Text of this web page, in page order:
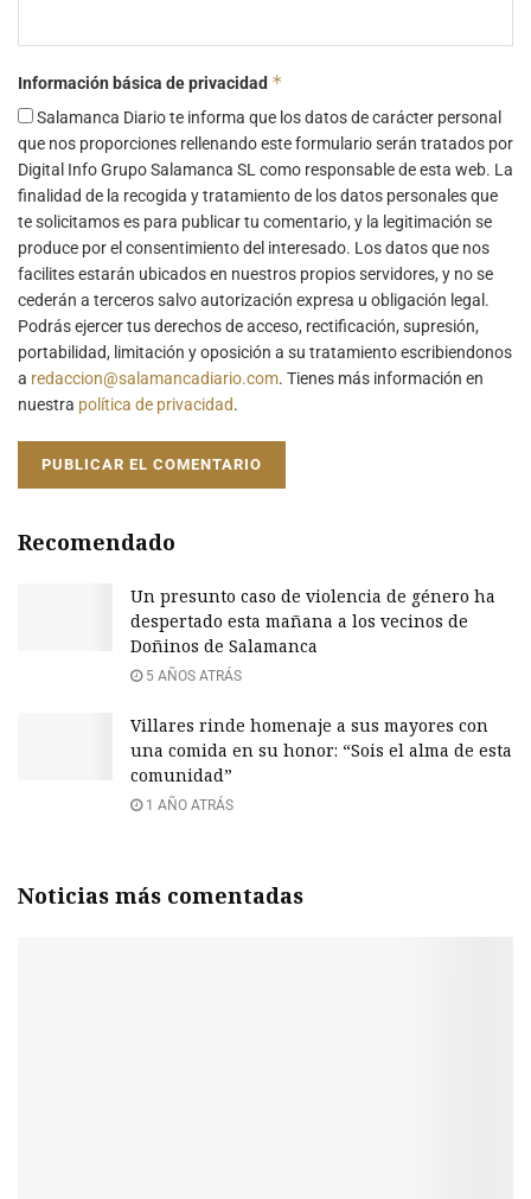
Información básica de privacidad *
Salamanca Diario te informa que los datos de carácter personal
que nos proporciones rellenando este formulario serán tratados por
Digital Info Grupo Salamanca SL como responsable de esta web. La
finalidad de la recogida y tratamiento de los datos personales que
te solicitamos es para publicar tu comentario, y la legitimación se
produce por el consentimiento del interesado. Los datos que nos
facilites estarán ubicados en nuestros propios servidores, y no se
cederán a terceros salvo autorización expresa u obligación legal.
Podrás ejercer tus derechos de acceso, rectificación, supresión,
portabilidad, limitación y oposición a su tratamiento escribiendonos
a redaccion@salamancadiario.com. Tienes más información en
nuestra política de privacidad.
Recomendado
Un presunto caso de violencia de género ha
despertado esta mañana a los vecinos de
Doñinos de Salamanca
5 AÑOS ATRÁS
Villares rinde homenaje a sus mayores con
una comida en su honor: “Sois el alma de esta
comunidad”
1 AÑO ATRÁS
Noticias más comentadas